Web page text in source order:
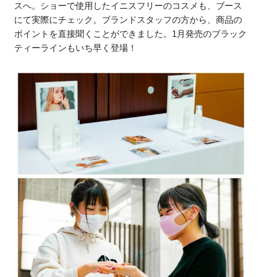
スへ。ショーで使用したイニスフリーのコスメも、ブース
にて実際にチェック。ブランドスタッフの方から、商品の
ポイントを直接聞くことができました。1月発売のブラック
ティーラインもいち早く登場！